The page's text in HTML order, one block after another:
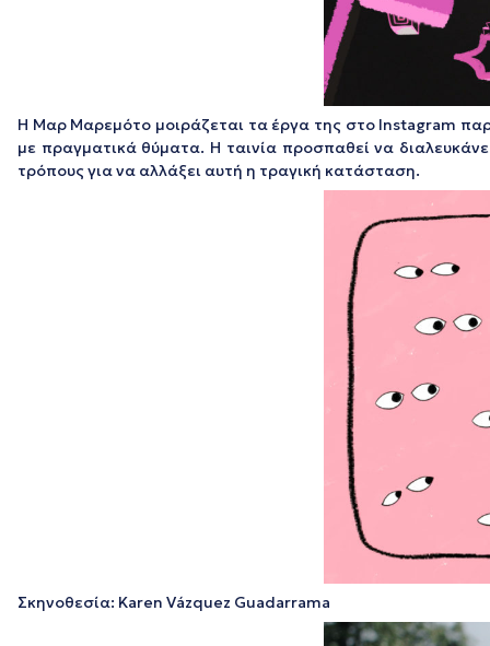
Η Μαρ Μαρεμότο μοιράζεται τα έργα της στο Instagram
με πραγματικά θύματα. Η ταινία προσπαθεί να
τρόπους για να αλλάξει αυτή η τραγική κατάσταση.
Σκηνοθεσία: Karen Vázquez Guadarrama